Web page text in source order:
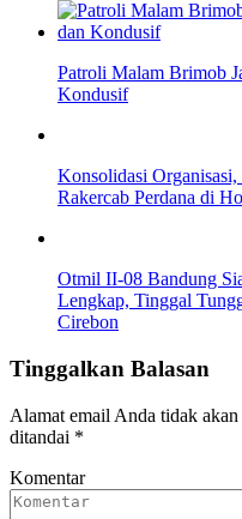
Patroli Malam Brimob
Kondusif
Konsolidasi
Rakercab Perdana di
Otmil II-08 Bandung
Lengkap, Tinggal
Cirebon
Tinggalkan Balasan
Alamat email Anda tidak
ditandai *
Komentar